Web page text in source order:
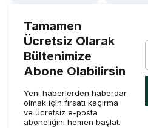
Tamamen
Ücretsiz Olarak
Bültenimize
Abone Olabilirsin
Yeni haberlerden haberdar
olmak için fırsatı kaçırma
ve ücretsiz e-posta
aboneliğini hemen başlat.